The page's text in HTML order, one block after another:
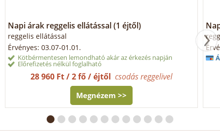
Napi árak reggelis ellátással (1 éjtől)
reggelis ellátással
Érvényes: 03.07-01.01.
Kötbérmentesen lemondható akár az érkezés napján
Előrefizetés nélkül foglalható
28 960 Ft / 2 fő / éjtőlcsodás reggelivel
Megnézem >>